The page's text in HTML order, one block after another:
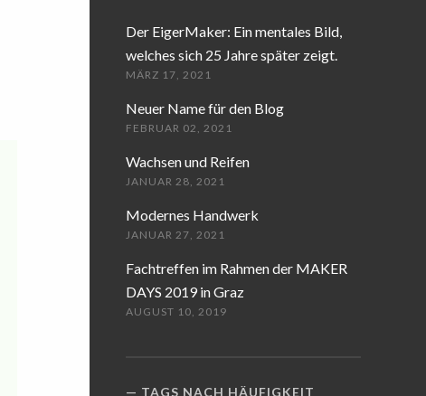
Der EigerMaker: Ein mentales Bild,
welches sich 25 Jahre später zeigt.
MÄRZ 17, 2021
Neuer Name für den Blog
FEBRUAR 02, 2021
Wachsen und Reifen
JANUAR 28, 2021
Modernes Handwerk
JANUAR 27, 2021
Fachtreffen im Rahmen der MAKER
DAYS 2019 in Graz
AUGUST 10, 2019
TAGS NACH HÄUFIGKEIT